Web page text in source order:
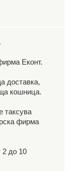
Еконт.
доставка,
кошница.
таксува
фирма
2 до 10